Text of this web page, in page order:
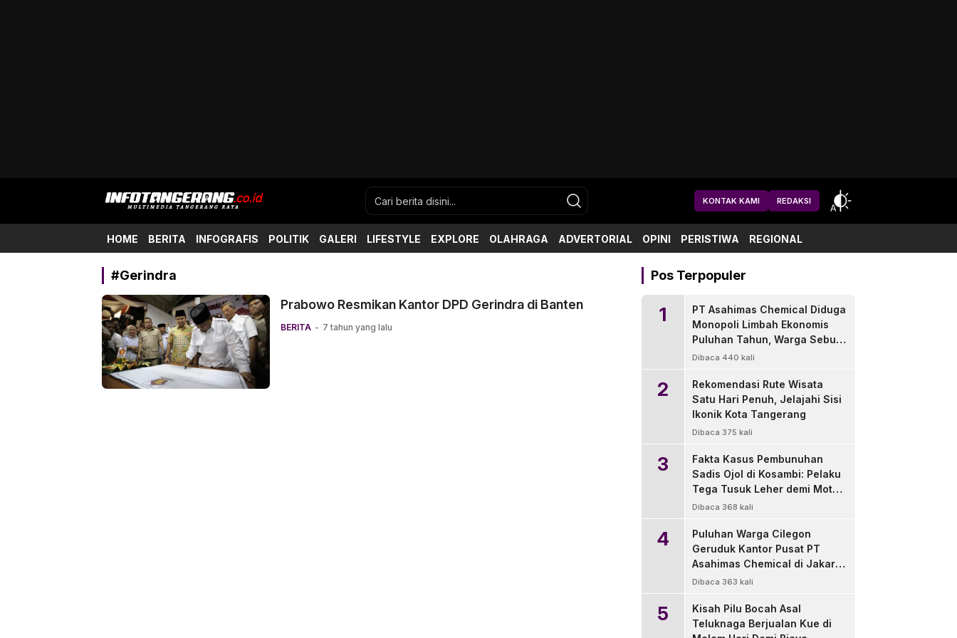
Info Tangerang
Multimedia Tangerang Raya
KONTAK KAMI REDAKSI
HOME BERITA INFOGRAFIS POLITIK GALERI LIFESTYLE EXPLORE OLAHRAGA ADVERTORIAL OPINI PERISTIWA REGIONAL
#Gerindra
Prabowo Resmikan Kantor DPD Gerindra di Banten
BERITA 7 tahun yang lalu
Pos Terpopuler
1
PT Asahimas Chemical Diduga
Monopoli Limbah Ekonomis
Puluhan Tahun, Warga Sebut
Pengelola Tak Berizin
Dibaca 440 kali
2
Rekomendasi Rute Wisata
Satu Hari Penuh, Jelajahi Sisi
Ikonik Kota Tangerang
Dibaca 375 kali
3
Fakta Kasus Pembunuhan
Sadis Ojol di Kosambi: Pelaku
Tega Tusuk Leher demi Motor
dan HP
Dibaca 368 kali
4
Puluhan Warga Cilegon
Geruduk Kantor Pusat PT
Asahimas Chemical di Jakarta,
Tuntut Transparansi Limbah
Dibaca 363 kali
5
Kisah Pilu Bocah Asal
Teluknaga Berjualan Kue di